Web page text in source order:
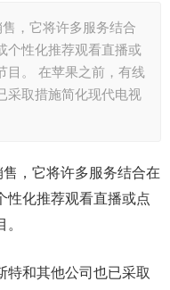
，它将许多服务结合
个性化推荐观看直播或
目。 在苹果之前，有线
采取措施简化现代电视
，它将许多服务结合在
性化推荐观看直播或点
特和其他公司也已采取